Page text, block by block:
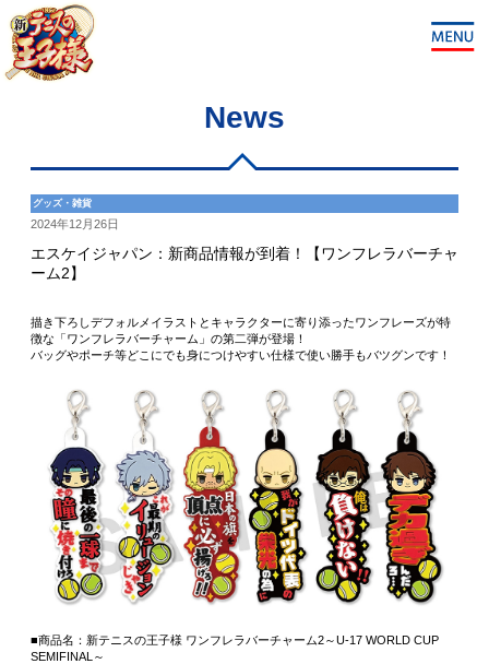
News
グッズ・雑貨
2024年12月26日
エスケイジャパン：新商品情報が到着！【ワンフレラバーチャ
ーム2】
描き下ろしデフォルメイラストとキャラクターに寄り添ったワンフレーズが特
徴な「ワンフレラバーチャーム」の第二弾が登場！
バッグやポーチ等どこにでも身につけやすい仕様で使い勝手もバツグンです！
■商品名：新テニスの王子様 ワンフレラバーチャーム2～U-17 WORLD CUP
SEMIFINAL～